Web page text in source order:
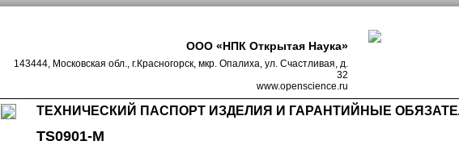
ООО «НПК Открытая Наука»
143444, Московская обл., г.Красногорск, мкр. Опалиха, ул. Счастливая, д.
32
www.openscience.ru
ТЕХНИЧЕСКИЙ ПАСПОРТ ИЗДЕЛИЯ И ГАРАНТИЙНЫЕ
TS0901-M